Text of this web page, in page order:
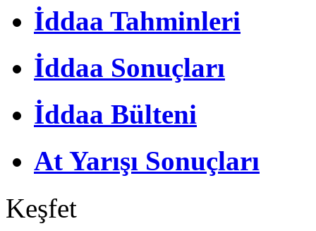
İddaa Tahminleri
İddaa Sonuçları
İddaa Bülteni
At Yarışı Sonuçları
Keşfet